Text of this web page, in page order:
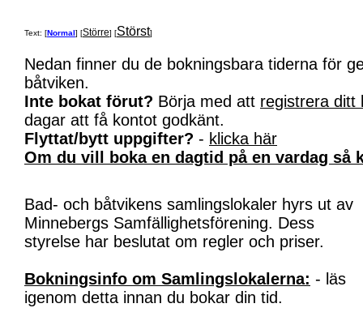
Text: [Normal] [Större] [Störst]
Nedan finner du de bokningsbara tiderna för
båtviken.
Inte bokat förut? Börja med att registrera ditt
dagar att få kontot godkänt.
Flyttat/bytt uppgifter? - klicka här
Om du vill boka en dagtid på en vardag så
Bad- och båtvikens samlingslokaler hyrs ut av
Minnebergs Samfällighetsförening. Dess
styrelse har beslutat om regler och priser.
Bokningsinfo om Samlingslokalerna: - läs
igenom detta innan du bokar din tid.